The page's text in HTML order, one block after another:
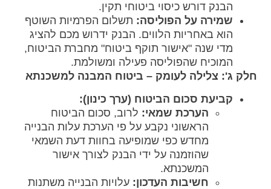
הבנק דורש כיסוי ביטוחי תקין.
שמירה על הפוליסה: תשלום הפרמיות השוטף
הוא באחריות הלווים. הבנק ידרוש מכם להציג
מדי שנה "אישור תוקף ביטוח" מחברת הביטוח,
המוכיח שהפוליסה פעילה ומשולמת.
חלק ג': צלילה לעומק – ביטוח המבנה למשכנתא
קביעת סכום הביטוח (ערך כינון):
הערכת שמאי: לרוב, סכום הביטוח
הראשוני נקבע על פי הערכת עלות הבנייה
מחדש כפי שמופיעה בחוות דעת השמאי
שהוזמנה על ידי הבנק לצורך אישור
המשכנתא.
חשיבות העדכון: עלויות הבנייה משתנות